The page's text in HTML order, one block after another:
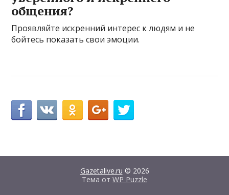
общения?
Проявляйте искренний интерес к людям и не
бойтесь показать свои эмоции.
Gazetalive.ru © 2026
Тема от WP Puzzle